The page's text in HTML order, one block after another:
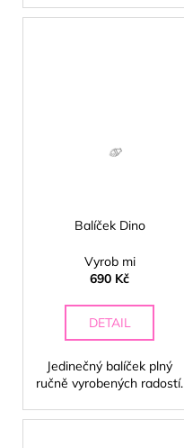
Balíček Dino
Vyrob mi
690 Kč
DETAIL
Jedinečný balíček plný
ručně vyrobených radostí.